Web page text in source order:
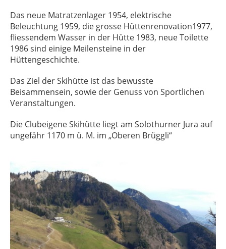
Das neue Matratzenlager 1954, elektrische
Beleuchtung 1959, die grosse Hüttenrenovation1977,
fliessendem Wasser in der Hütte 1983, neue Toilette
1986 sind einige Meilensteine in der
Hüttengeschichte.
Das Ziel der Skihütte ist das bewusste
Beisammensein, sowie der Genuss von Sportlichen
Veranstaltungen.
Die Clubeigene Skihütte liegt am Solothurner Jura auf
ungefähr 1170 m ü. M. im „Oberen Brüggli“